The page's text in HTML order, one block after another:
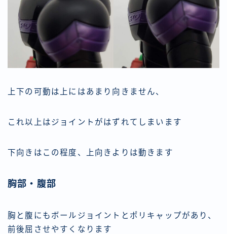
上下の可動は上にはあまり向きません、
これ以上はジョイントがはずれてしまいます
下向きはこの程度、上向きよりは動きます
胸部・腹部
胸と腹にもボールジョイントとポリキャップがあり、
前後屈させやすくなります